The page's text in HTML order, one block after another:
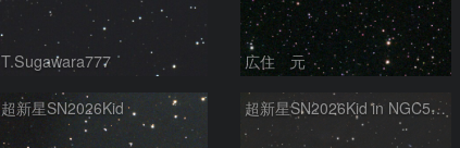
T.Sugawara777 広住 元
超新星SN2026Kid 超新星SN2026Kid in NGC5907